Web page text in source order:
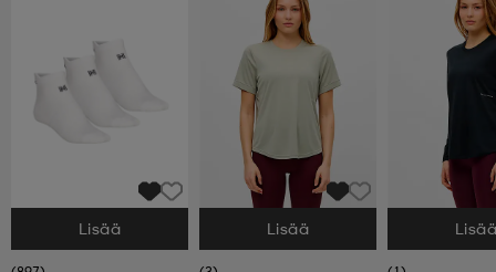
Valitse Koko
Lisää Valitse Koko
Lisää Valitse Koko